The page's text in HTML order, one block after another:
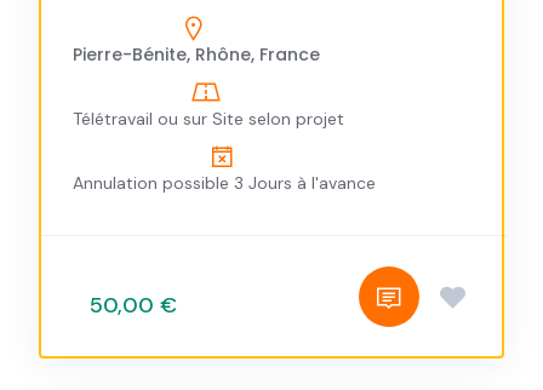
Pierre-Bénite, Rhône, France
Télétravail ou sur Site selon projet
Annulation possible 3 Jours à l'avance
50,00 €